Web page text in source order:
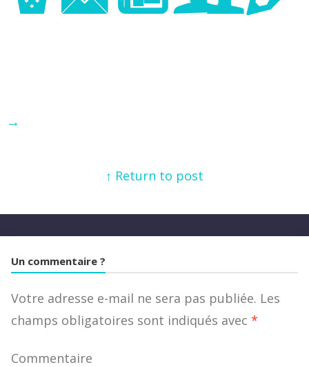
→
↑ Return to post
Un commentaire ?
Votre adresse e-mail ne sera pas publiée. Les
champs obligatoires sont indiqués avec *
Commentaire